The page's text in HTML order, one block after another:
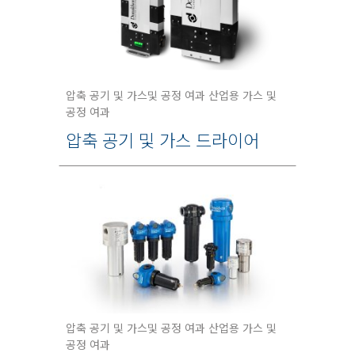
압축 공기 및 가스및 공정 여과 산업용 가스 및
공정 여과
압축 공기 및 가스 드라이어
압축 공기 및 가스및 공정 여과 산업용 가스 및
공정 여과